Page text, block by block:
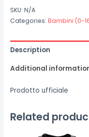
SKU:N/A
Categories:Bambini (0-
Description
Additional
Prodotto ufficiale
Related